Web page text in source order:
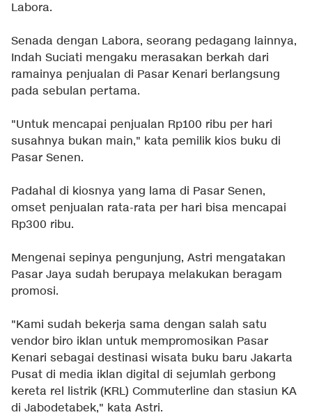
Labora.
Senada dengan Labora, seorang pedagang lainnya,
Indah Suciati mengaku merasakan berkah dari
ramainya penjualan di Pasar Kenari berlangsung
pada sebulan pertama.
"Untuk mencapai penjualan Rp100 ribu per hari
susahnya bukan main," kata pemilik kios buku di
Pasar Senen.
Padahal di kiosnya yang lama di Pasar Senen,
omset penjualan rata-rata per hari bisa mencapai
Rp300 ribu.
Mengenai sepinya pengunjung, Astri mengatakan
Pasar Jaya sudah berupaya melakukan beragam
promosi.
"Kami sudah bekerja sama dengan salah satu
vendor biro iklan untuk mempromosikan Pasar
Kenari sebagai destinasi wisata buku baru Jakarta
Pusat di media iklan digital di sejumlah gerbong
kereta rel listrik (KRL) Commuterline dan stasiun KA
di Jabodetabek," kata Astri.